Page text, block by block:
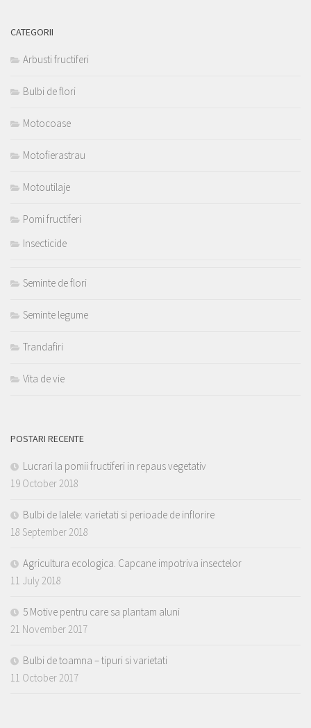
CATEGORII
Arbusti fructiferi
Bulbi de flori
Motocoase
Motofierastrau
Motoutilaje
Pomi fructiferi
Insecticide
Seminte de flori
Seminte legume
Trandafiri
Vita de vie
POSTARI RECENTE
Lucrari la pomii fructiferi in repaus vegetativ
19 October 2018
Bulbi de lalele: varietati si perioade de inflorire
18 September 2018
Agricultura ecologica. Capcane impotriva insectelor
11 July 2018
5 Motive pentru care sa plantam aluni
21 November 2017
Bulbi de toamna – tipuri si varietati
11 October 2017